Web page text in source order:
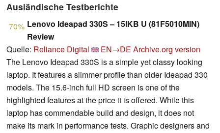
Ausländische Testberichte
70% Lenovo Ideapad 330S – 15IKB U (81F5010MIN)
Review
Quelle: Reliance Digital EN→DE Archive.org version
The Lenovo Ideapad 330S is a simple yet classy looking
laptop. It features a slimmer profile than older Ideapad 330
models. The 15.6-inch full HD screen is one of the
highlighted features at the price it is offered. While this
laptop has commendable build and design, it does not
make its mark in performance tests. Graphic designers and